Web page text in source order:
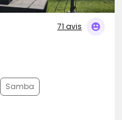
71 avis
Samba